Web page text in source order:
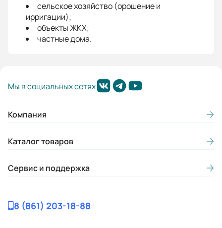
сельское хозяйство (орошение и
ирригации);
объекты ЖКХ;
частные дома.
Мы в социальных сетях
Компания
Каталог товаров
Сервис и поддержка
8 (861) 203-18-88